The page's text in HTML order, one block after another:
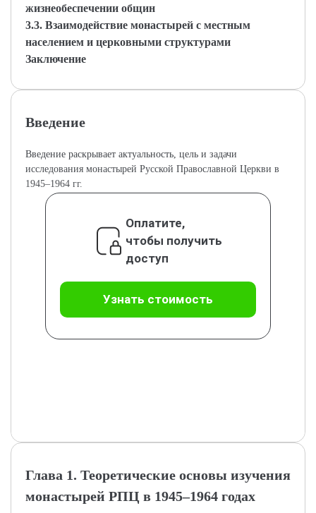
жизнеобеспечении общин
3.3. Взаимодействие монастырей с местным
населением и церковными структурами
Заключение
Введение
Введение раскрывает актуальность, цель и задачи
исследования монастырей Русской Православной Церкви в
1945–1964 гг.
Оплатите,
чтобы получить
доступ
Узнать стоимость
Глава 1. Теоретические основы изучения
монастырей РПЦ в 1945–1964 годах